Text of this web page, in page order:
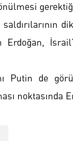
Erdoğan,
Putin de